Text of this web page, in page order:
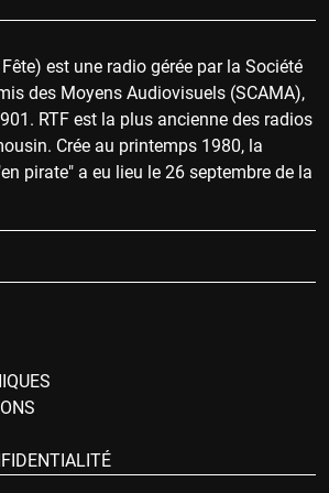
est une radio gérée par la Société
des Moyens Audiovisuels (SCAMA),
RTF est la plus ancienne des radios
Crée au printemps 1980, la
pirate" a eu lieu le 26 septembre de la